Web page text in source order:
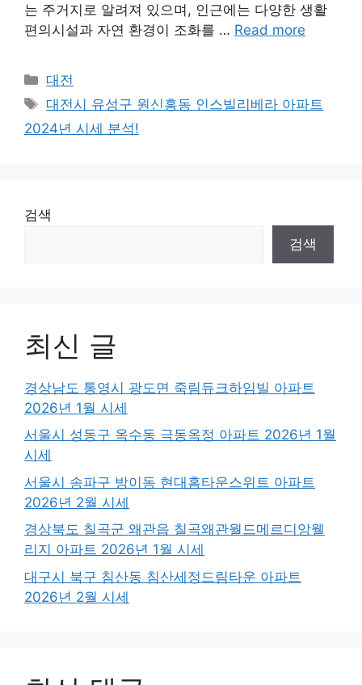
는 주거지로 알려져 있으며, 인근에는 다양한 생활
편의시설과 자연 환경이 조화를 … Read more
Categories
대전
Tags
대전시 유성구 원신흥동 인스빌리베라 아파트
2024년 시세 분석!
검색
검색
최신 글
경상남도 통영시 광도면 죽림듀크하임빌 아파트
2026년 1월 시세
서울시 성동구 옥수동 극동옥정 아파트 2026년 1월
시세
서울시 송파구 방이동 현대홈타운스위트 아파트
2026년 2월 시세
경상북도 칠곡군 왜관읍 칠곡왜관월드메르디앙웰
리지 아파트 2026년 1월 시세
대구시 북구 침산동 침산세정드림타운 아파트
2026년 2월 시세